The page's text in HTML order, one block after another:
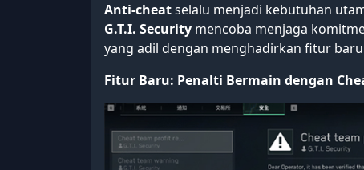
Anti-cheatselalu menjadi kebutuhan
G.T.I. Security mencoba menjaga
yang adil dengan menghadirkan fitur
Fitur Baru: Penalti Bermain dengan